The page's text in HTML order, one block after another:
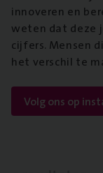
innoveren en
weten dat deze
cijfers. Mensen
het verschil te
Volg ons op